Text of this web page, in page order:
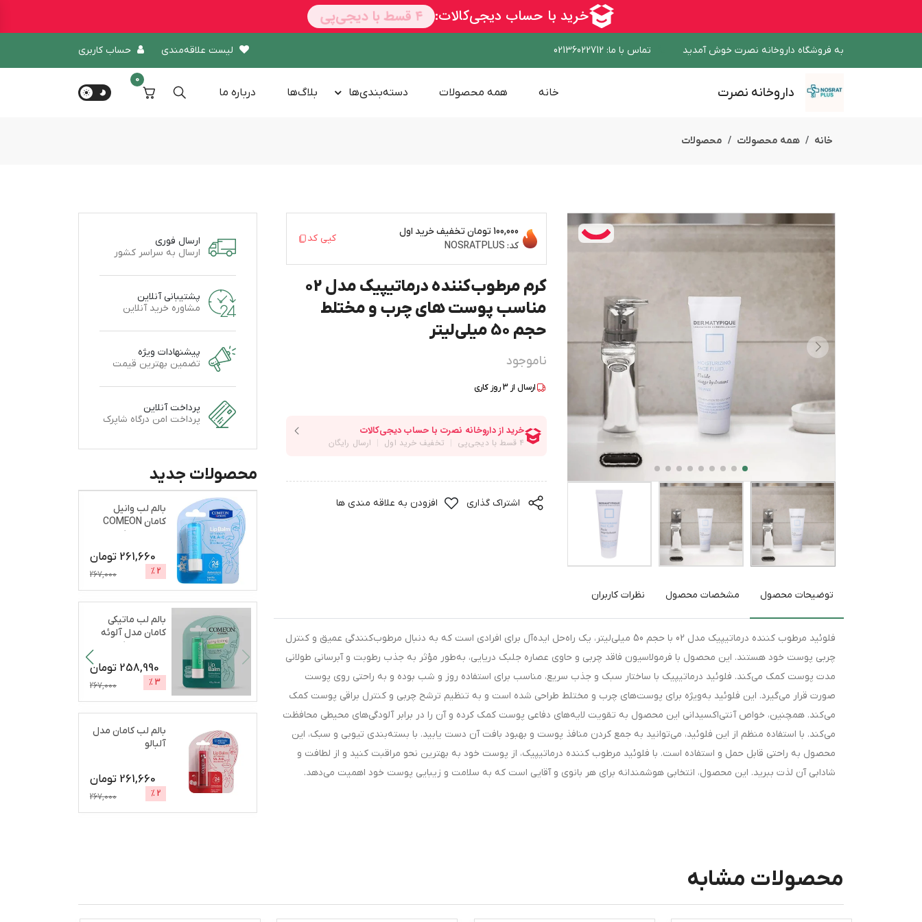
به فروشگاه داروخانه نصرت خوش آمدید تماس با ما:
02136022712 لیست علاقه‌مندی حساب کاربری
داروخانه نصرت خانه همه محصولات دسته‌بندی‌ها بلاگ‌ها درباره‌ ما
0
خانه همه محصولات محصولات
100,000 تومان
تخفیف خرید اول
کد: NOSRATPLUS
کپی کد
کرم مرطوب‌کننده درماتیپیک مدل 02
مناسب پوست های چرب و مختلط
حجم 50 میلی‌لیتر
ناموجود
ارسال از 3روز کاری
اشتراک گذاری افزودن به علاقه مندی ها
توضیحات محصول مشخصات محصول نظرات کاربران
فلوئید مرطوب کننده درماتیپیک مدل 02 با حجم 50 میلی‌لیتر، یک راه‌حل ایده‌آل برای افرادی است که به دنبال مرطوب‌کنندگی عمیق و کنترل
چربی پوست خود هستند. این محصول با فرمولاسیون فاقد چربی و حاوی عصاره جلبک دریایی، به‌طور مؤثر به جذب رطوبت و آبرسانی طولانی
مدت پوست کمک می‌کند. فلوئید درماتیپیک با ساختار سبک و جذب سریع، مناسب برای استفاده روز و شب بوده و به راحتی روی پوست
صورت قرار می‌گیرد. این فلوئید به‌ویژه برای پوست‌های چرب و مختلط طراحی شده است و به تنظیم ترشح چربی و کنترل براقی پوست کمک
می‌کند. همچنین، خواص آنتی‌اکسیدانی این محصول به تقویت لایه‌های دفاعی پوست کمک کرده و آن را در برابر آلودگی‌های محیطی محافظت
می‌کند. با استفاده منظم از این فلوئید، می‌توانید به جمع کردن منافذ پوست و بهبود بافت آن دست یابید. با بسته‌بندی تیوبی و سبک، این
محصول به راحتی قابل حمل و استفاده است. با فلوئید مرطوب کننده درماتیپیک، از پوست خود به بهترین نحو مراقبت کنید و از لطافت و
شادابی آن لذت ببرید. این محصول، انتخابی هوشمندانه برای هر بانوی و آقایی است که به سلامت و زیبایی پوست خود اهمیت می‌دهد.
ارسال فوری
ارسال به سراسر کشور
پشتیبانی آنلاین
مشاوره خرید آنلاین
پیشنهادات ویژه
تضمین بهترین قیمت
پرداخت آنلاین
پرداخت امن درگاه شاپرک
محصولات جدید
بالم لب وانیل
کامان COMEON
نرم و براق کننده
261,660 تومان
2
%
267,000
بالم لب ماتیکی
کامان مدل آلوئه
ورا مرطوب‌کننده،
258,990 تومان
3
%
267,000
بالم لب کامان مدل
آلبالو
261,660 تومان
2
%
267,000
محصولات مشابه